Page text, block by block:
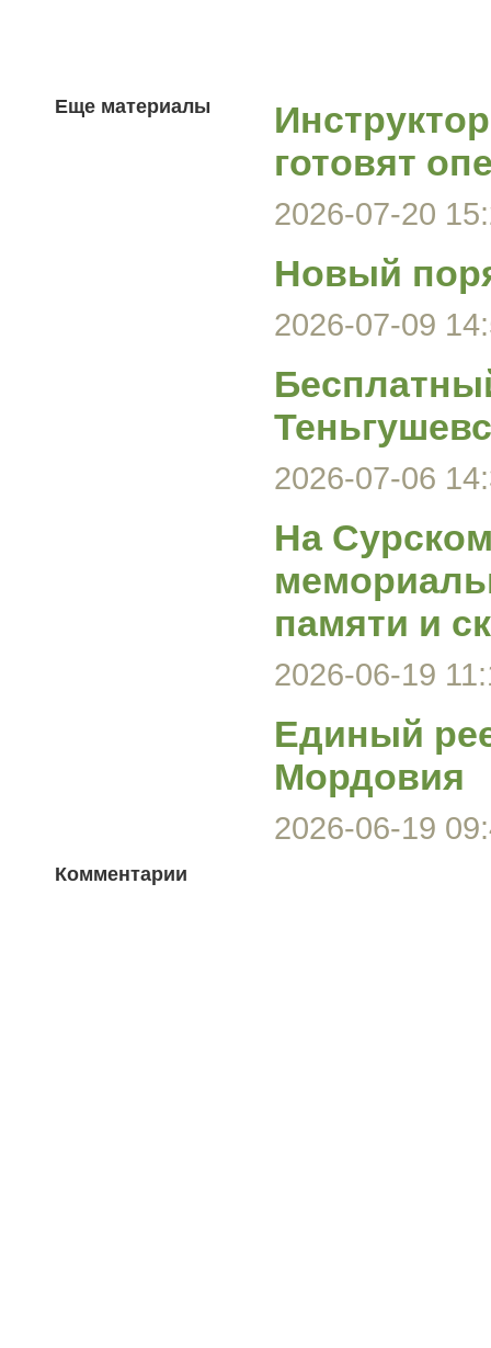
Еще материалы
готовят
2026-07-20
Новый
2026-07-09
2026-07-06
На
памяти и
2026-06-19
Единый
Мордовия
2026-06-19
Комментарии